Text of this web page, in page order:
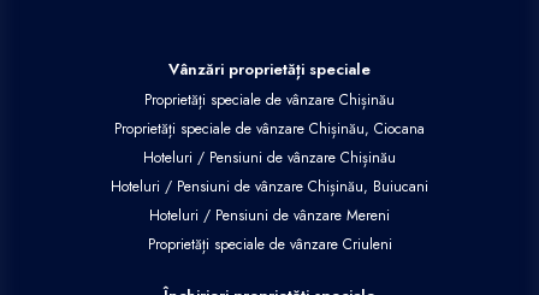
Vânzări proprietăți speciale
Proprietăți speciale de vânzare Chișinău
Proprietăți speciale de vânzare Chișinău, Ciocana
Hoteluri / Pensiuni de vânzare Chișinău
Hoteluri / Pensiuni de vânzare Chișinău, Buiucani
Hoteluri / Pensiuni de vânzare Mereni
Proprietăți speciale de vânzare Criuleni